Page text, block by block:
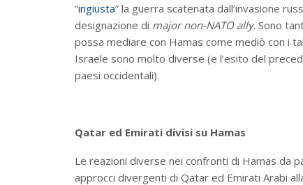
“ingiusta” la guerra scatenata dall’invasione
designazione di major non-NATO ally. Sono
possa mediare con Hamas come mediò con i
Israele sono molto diverse (e l’esito del
paesi occidentali).
Qatar ed Emirati divisi su Hamas
Le reazioni diverse nei confronti di Hamas da
approcci divergenti di Qatar ed Emirati Arabi